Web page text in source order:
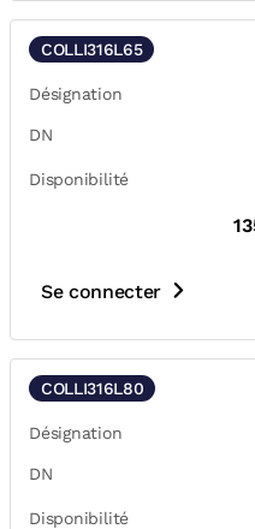
COLLI316L65
Désignation
DN
Disponibilité
Se connecter
COLLI316L80
Désignation
DN
Disponibilité